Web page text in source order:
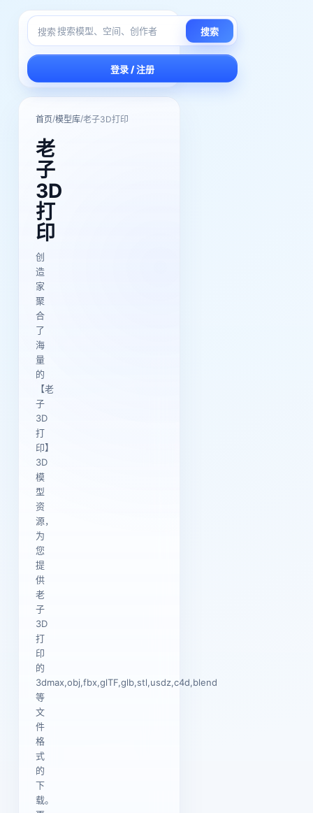
搜索 搜索
登录 / 注册
首页/模型库/老子3D打印
老
子
3D
打
印
创
造
家
聚
合
了
海
量
的
【老
子
3D
打
印】
3D
模
型
资
源，
为
您
提
供
老
子
3D
打
印
的
3dmax,obj,fbx,glTF,glb,stl,usdz,c4d,blend
等
文
件
格
式
的
下
载。